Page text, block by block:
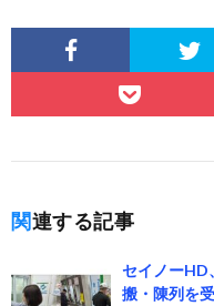
関連する記事
セイノーHD
搬・陳列を